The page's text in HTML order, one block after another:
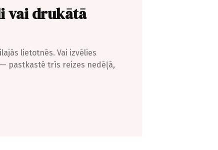
vai drukātā
lietotnēs. Vai izvēlies
— pastkastē trīs reizes nedēļā,